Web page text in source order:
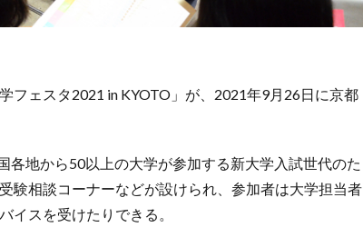
フェスタ2021 in KYOTO」が、2021年9月26日に京都
各地から50以上の大学が参加する新大学入試世代のた
験相談コーナーなどが設けられ、参加者は大学担当者
イスを受けたりできる。